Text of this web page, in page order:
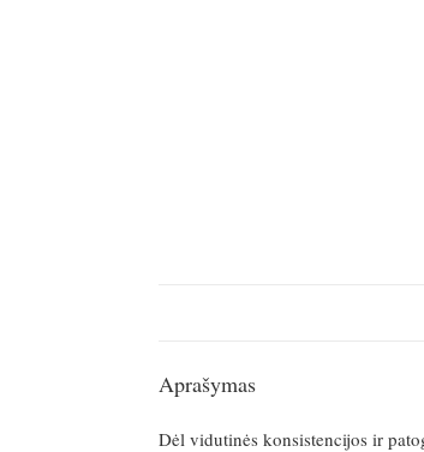
Aprašymas
Dėl vidutinės konsistencijos ir